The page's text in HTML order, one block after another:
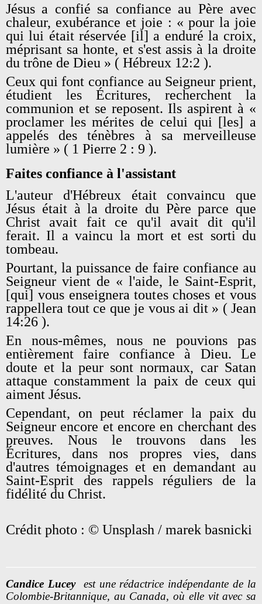
Jésus a confié sa confiance au Père avec
chaleur, exubérance et joie : « pour la joie
qui lui était réservée [il] a enduré la croix,
méprisant sa honte, et s'est assis à la droite
du trône de Dieu » ( Hébreux 12:2 ).
Ceux qui font confiance au Seigneur prient,
étudient les Écritures, recherchent la
communion et se reposent. Ils aspirent à «
proclamer les mérites de celui qui [les] a
appelés des ténèbres à sa merveilleuse
lumière » ( 1 Pierre 2 : 9 ).
Faites confiance à l'assistant
L'auteur d'Hébreux était convaincu que
Jésus était à la droite du Père parce que
Christ avait fait ce qu'il avait dit qu'il
ferait. Il a vaincu la mort et est sorti du
tombeau.
Pourtant, la puissance de faire confiance au
Seigneur vient de « l'aide, le Saint-Esprit,
[qui] vous enseignera toutes choses et vous
rappellera tout ce que je vous ai dit » ( Jean
14:26 ).
En nous-mêmes, nous ne pouvions pas
entièrement faire confiance à Dieu. Le
doute et la peur sont normaux, car Satan
attaque constamment la paix de ceux qui
aiment Jésus.
Cependant, on peut réclamer la paix du
Seigneur encore et encore en cherchant des
preuves. Nous le trouvons dans les
Écritures, dans nos propres vies, dans
d'autres témoignages et en demandant au
Saint-Esprit des rappels réguliers de la
fidélité du Christ.
Crédit photo : © Unsplash / marek basnicki
Candice Luceyest une rédactrice indépendante de la
Colombie-Britannique, au Canada, où elle vit avec sa